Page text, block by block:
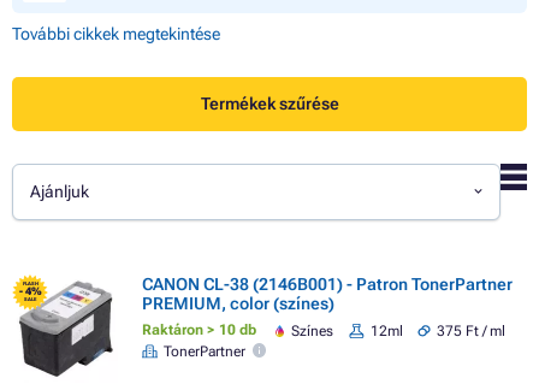
További cikkek megtekintése
Termékek szűrése
Ajánljuk
FLASH
- 4%
SALE
CANON CL-38 (2146B001) - Patron TonerPartner
PREMIUM, color (színes)
Raktáron > 10 db Színes 12ml
375 Ft / ml
TonerPartner